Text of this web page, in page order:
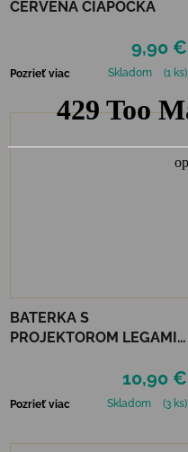
ČERVENÁ ČIAPOČKA
9,90 €
Pozrieť viac Skladom (1 ks)
BATERKA S
PROJEKTOROM LEGAMI
10,90 €
Pozrieť viac Skladom (3 ks)